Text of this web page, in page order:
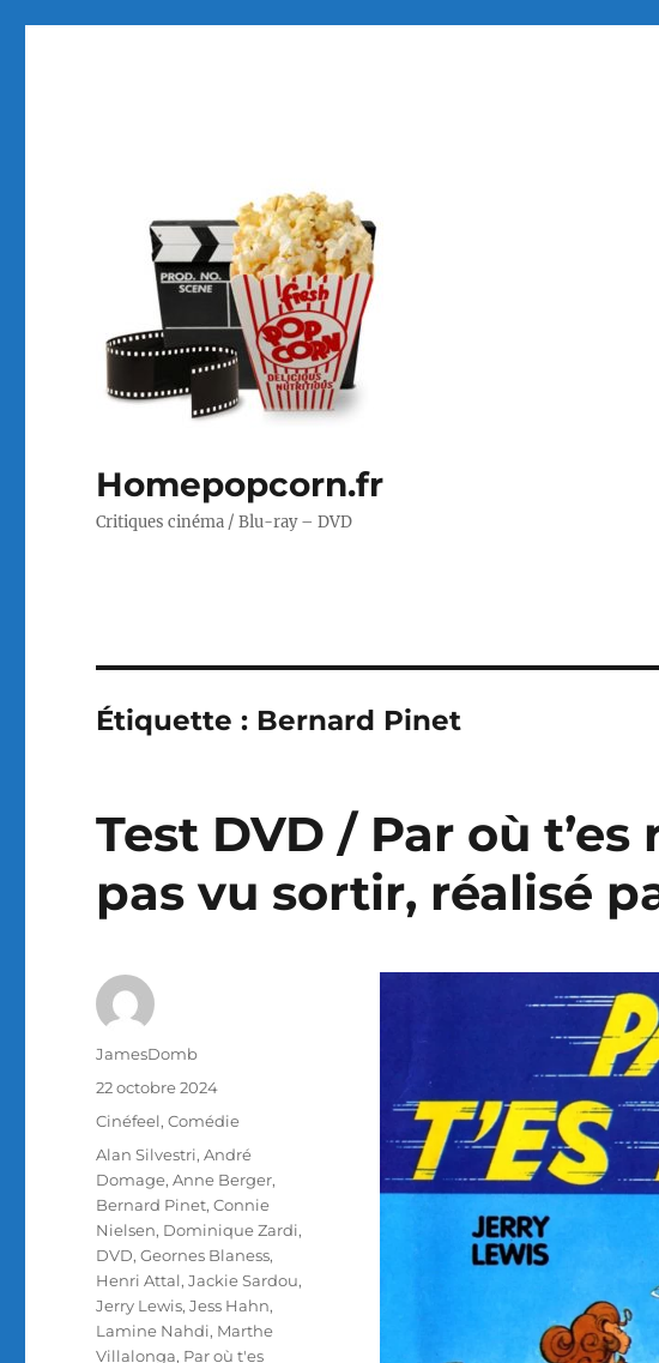
Homepopcorn.fr
Critiques cinéma / Blu-ray – DVD
Étiquette : Bernard Pinet
Test DVD / Par où t’es
pas vu sortir, réalisé
Auteur
JamesDomb
Publié
le
22 octobre 2024
Catégories
Cinéfeel,Comédie
Étiquettes
Alan Silvestri,André
Domage,Anne Berger,
Bernard Pinet,Connie
Nielsen, Dominique Zardi,
DVD,Geornes Blaness,
Henri Attal,Jackie Sardou,
Jerry Lewis,Jess Hahn,
Lamine Nahdi, Marthe
Villalonga, Par où t'es